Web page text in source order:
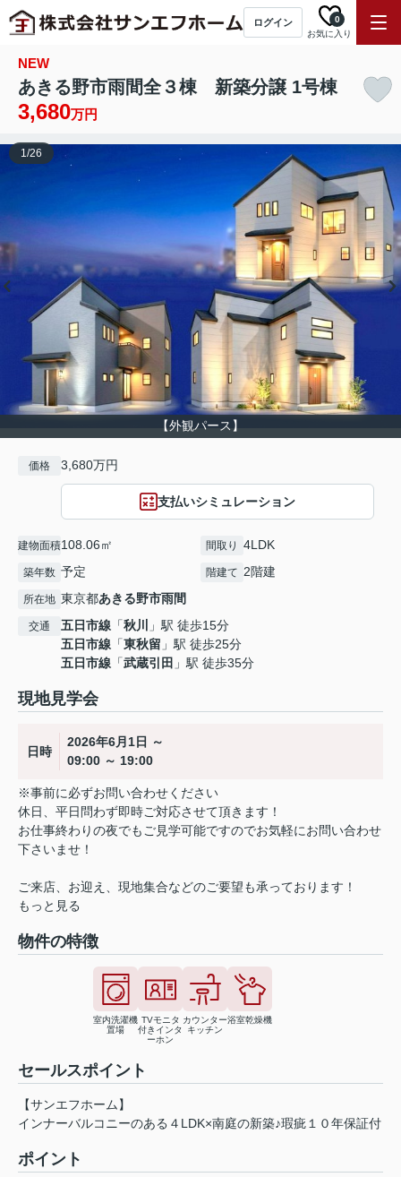
ログイン
お気に入り
0
NEW
あきる野市雨間全３棟 新築分譲 1号棟
3,680万円
【外観パース】
1/26
価格 3,680万円
支払いシミュレーション
建物面積108.06㎡ 間取り 4LDK
築年数 予定 階建て 2階建
所在地 東京都あきる野市雨間
交通 五日市線 「秋川
」駅 徒歩15分
五日市線 「東秋留 」駅 徒歩25分
五日市線 「武蔵引田 」駅 徒歩35分
現地見学会
日時
2026年6月1日 ～
09:00 ～ 19:00
※事前に必ずお問い合わせください
休日、平日問わず即時ご対応させて頂きます！
お仕事終わりの夜でもご見学可能ですのでお気軽にお問い合わせ
下さいませ！
ご来店、お迎え、現地集合などのご要望も承っております！
もっと見る
物件の特徴
室内洗濯機
置場
TVモニタ
付きインタ
ーホン
カウンター
キッチン
浴室乾燥機
セールスポイント
【サンエフホーム】
インナーバルコニーのある４LDK×南庭の新築♪瑕疵１０年保証付
ポイント